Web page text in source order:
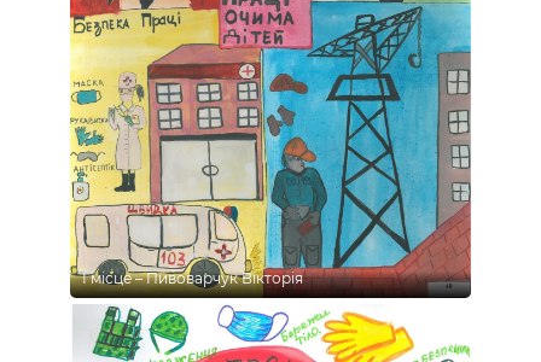
І місце – Пивоварчук Вікторія